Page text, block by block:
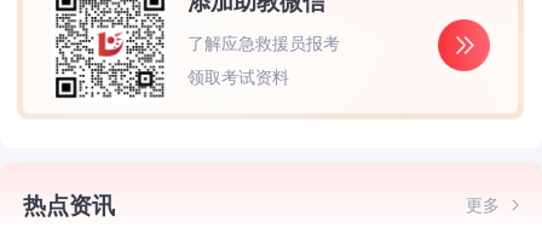
了解应急救援员报考
领取考试资料
热点资讯 更多